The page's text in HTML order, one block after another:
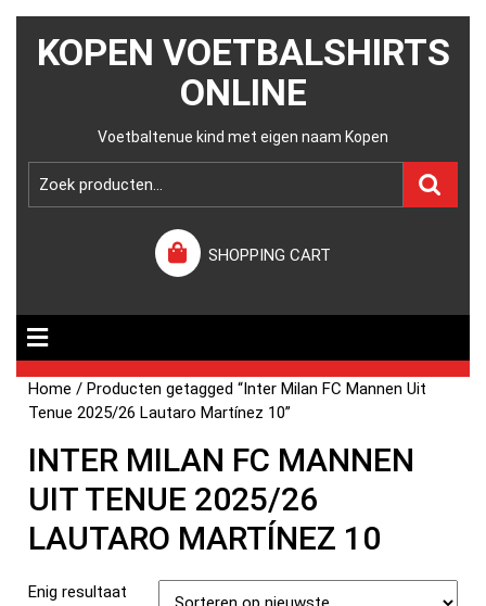
KOPEN VOETBALSHIRTS
ONLINE
Voetbaltenue kind met eigen naam Kopen
SHOPPING CART
Home / Producten getagged “Inter Milan FC Mannen Uit
Tenue 2025/26 Lautaro Martínez 10”
INTER MILAN FC MANNEN
UIT TENUE 2025/26
LAUTARO MARTÍNEZ 10
Enig resultaat